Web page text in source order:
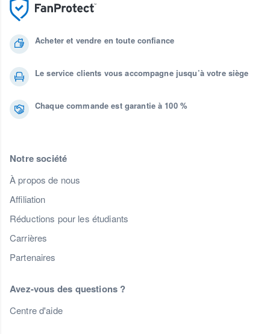
Acheter et vendre en toute confiance
Le service clients vous accompagne jusqu’à votre siège
Chaque commande est garantie à 100 %
Notre société
À propos de nous
Affiliation
Réductions pour les étudiants
Carrières
Partenaires
Avez-vous des questions ?
Centre d'aide